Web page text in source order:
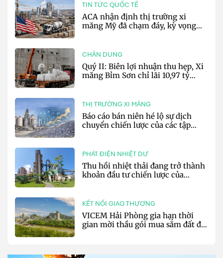
TIN TỨC QUỐC TẾ
ACA nhận định thị trường xi
măng Mỹ đã chạm đáy, kỳ vọng
CHÂN DUNG
Quý II: Biên lợi nhuận thu hẹp, Xi
măng Bỉm Sơn chỉ lãi 10,97 tỷ
THỊ TRƯỜNG XI MĂNG
Báo cáo bán niên hé lộ sự dịch
chuyển chiến lược của các tập
PHÁT ĐIỆN NHIỆT DƯ
Thu hồi nhiệt thải đang trở thành
khoản đầu tư chiến lược của
KẾT NỐI GIAO THƯƠNG
VICEM Hải Phòng gia hạn thời
gian mời thầu gói mua sắm đất đá